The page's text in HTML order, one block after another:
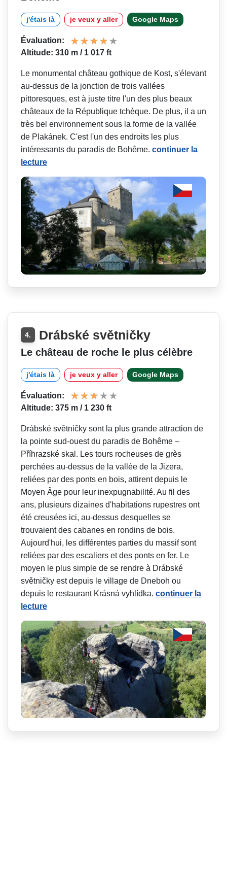
j'étais là je veux y aller Google Maps
Évaluation:
Altitude: 310 m / 1 017 ft
Le monumental château gothique de Kost, s'élevant
au-dessus de la jonction de trois vallées
pittoresques, est à juste titre l'un des plus beaux
châteaux de la République tchèque. De plus, il a un
très bel environnement sous la forme de la vallée
de Plakánek. C'est l'un des endroits les plus
intéressants du paradis de Bohême. continuer la
lecture
4. Drábské světničky
Le château de roche le plus célèbre
j'étais là je veux y aller Google Maps
Évaluation:
Altitude: 375 m / 1 230 ft
Drábské světničky sont la plus grande attraction de
la pointe sud-ouest du paradis de Bohême –
Příhrazské skal. Les tours rocheuses de grès
perchées au-dessus de la vallée de la Jizera,
reliées par des ponts en bois, attirent depuis le
Moyen Âge pour leur inexpugnabilité. Au fil des
ans, plusieurs dizaines d'habitations rupestres ont
été creusées ici, au-dessus desquelles se
trouvaient des cabanes en rondins de bois.
Aujourd'hui, les différentes parties du massif sont
reliées par des escaliers et des ponts en fer. Le
moyen le plus simple de se rendre à Drábské
světničky est depuis le village de Dneboh ou
depuis le restaurant Krásná vyhlídka. continuer la
lecture